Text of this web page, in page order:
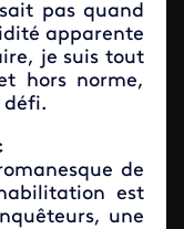
pas quand
apparente
je suis tout
hors norme,
défi.
de
est
une